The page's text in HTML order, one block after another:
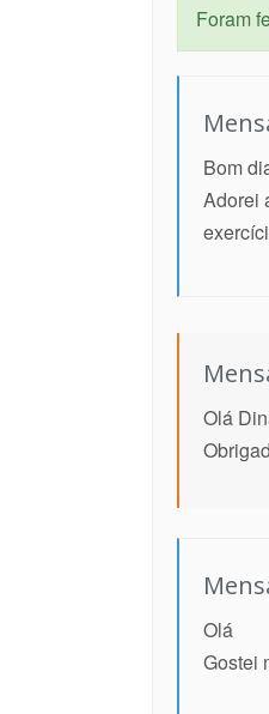
Foram
Bom
Adorei
Olá
Olá
Gostei